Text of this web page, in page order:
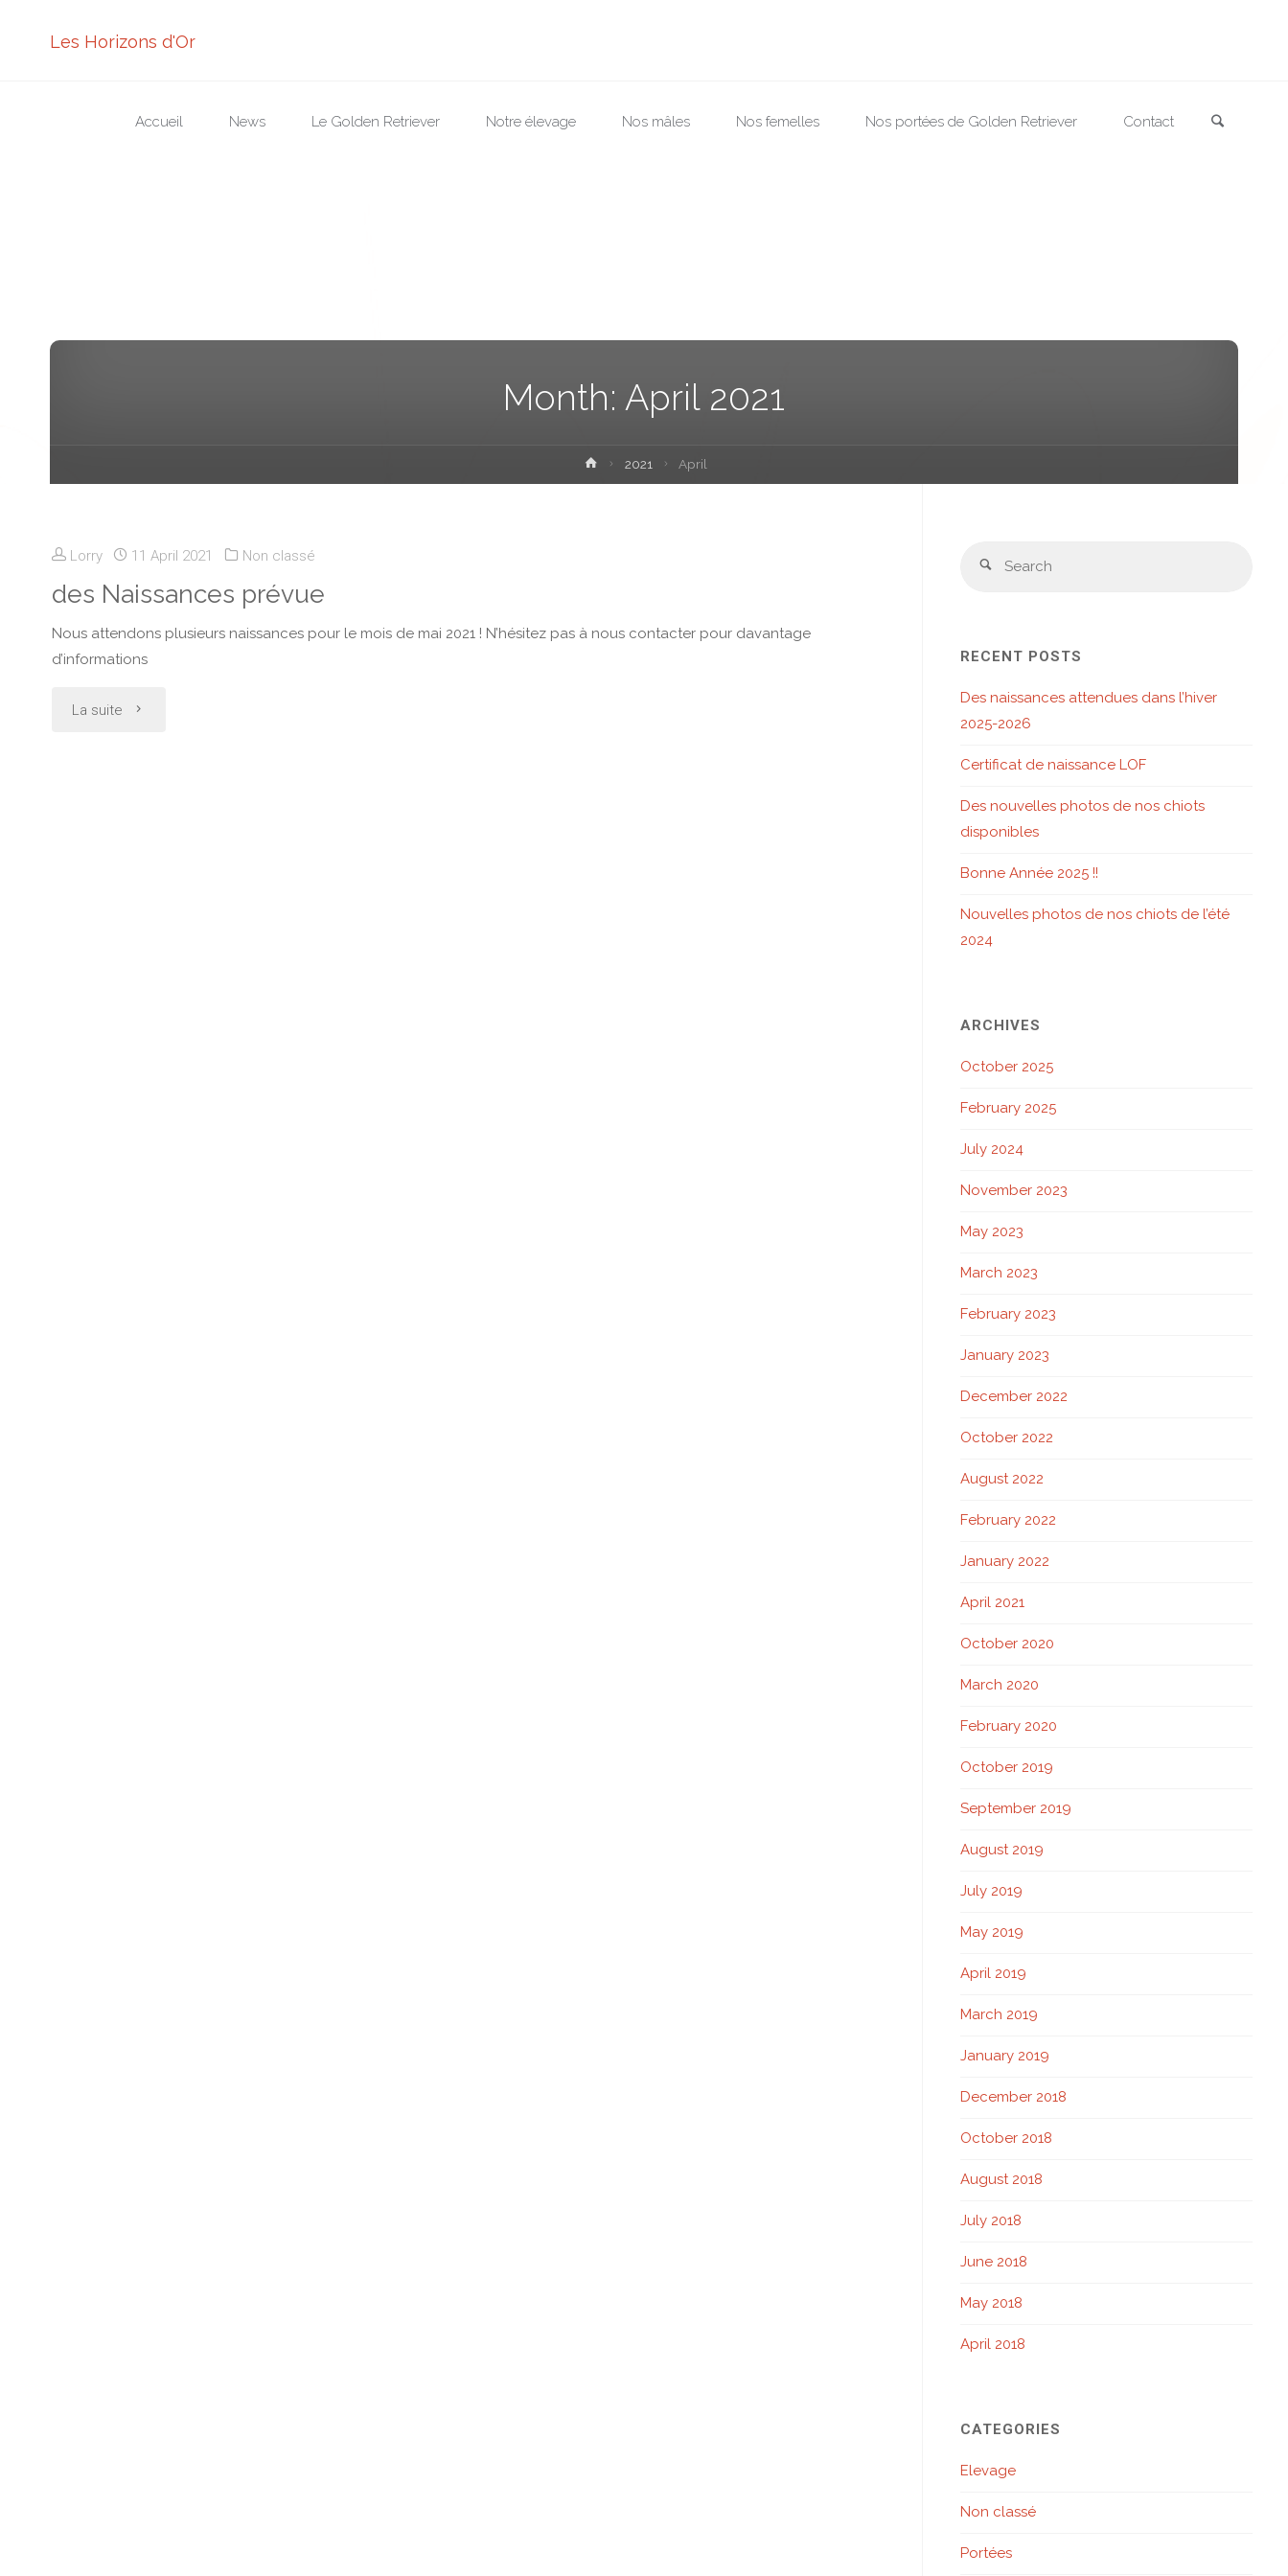
Les Horizons d'Or
Accueil News Le Golden Retriever Notre élevage Nos mâles Nos femelles Nos portées de Golden Retriever Contact
Month: April 2021
Home2021 April
Lorry 11 April 2021 Non classé
des Naissances prévue
Nous attendons plusieurs naissances pour le mois de mai 2021 ! N’hésitez pas à nous contacter pour davantage
d’informations
La suite "des
Search
RECENT POSTS
Des naissances attendues dans l’hiver
2025-2026
Certificat de naissance LOF
Des nouvelles photos de nos chiots
disponibles
Bonne Année 2025 !!
Nouvelles photos de nos chiots de l’été
2024
ARCHIVES
October 2025
February 2025
July 2024
November 2023
May 2023
March 2023
February 2023
January 2023
December 2022
October 2022
August 2022
February 2022
January 2022
April 2021
October 2020
March 2020
February 2020
October 2019
September 2019
August 2019
July 2019
May 2019
April 2019
March 2019
January 2019
December 2018
October 2018
August 2018
July 2018
June 2018
May 2018
April 2018
CATEGORIES
Elevage
Non classé
Portées